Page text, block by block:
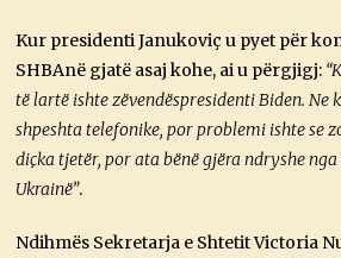
Kur presidenti Janukoviç u pyet për
SHBAnë gjatë asaj kohe, ai u përgjigj:
të lartë ishte zëvendëspresidenti Biden. Ne
shpeshta telefonike, por problemi ishte se
diçka tjetër, por ata bënë gjëra ndryshe
Ukrainë”.
Ndihmës Sekretarja e Shtetit Victoria